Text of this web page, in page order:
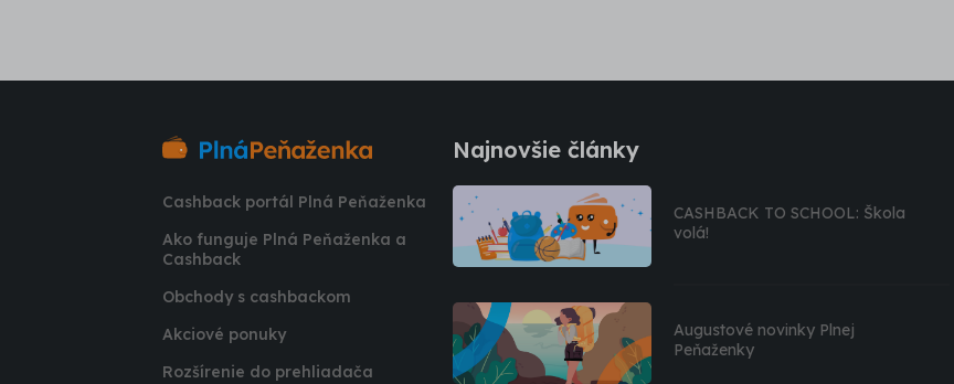
Cashback portál Plná Peňaženka
Ako funguje Plná Peňaženka a
Cashback
Obchody s cashbackom
Akciové ponuky
Rozšírenie do prehliadača
Najnovšie články
CASHBACK TO SCHOOL: Škola
volá!
Augustové novinky Plnej
Peňaženky